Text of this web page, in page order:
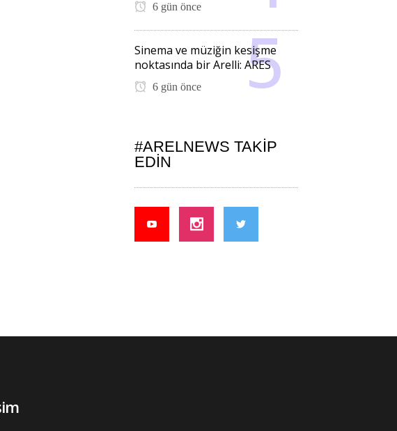
6 gün önce
Sinema ve müziğin kesişme
noktasında bir Arelli: ARES
6 gün önce
#ARELNEWS TAKIP
EDIN